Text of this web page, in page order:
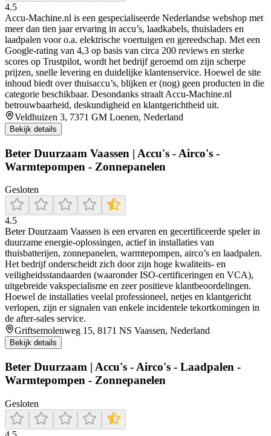
4.5
Accu‑Machine.nl is een gespecialiseerde Nederlandse webshop met
meer dan tien jaar ervaring in accu’s, laadkabels, thuisladers en
laadpalen voor o.a. elektrische voertuigen en gereedschap. Met een
Google‑rating van 4,3 op basis van circa 200 reviews en sterke
scores op Trustpilot, wordt het bedrijf geroemd om zijn scherpe
prijzen, snelle levering en duidelijke klantenservice. Hoewel de site
inhoud biedt over thuisaccu’s, blijken er (nog) geen producten in die
categorie beschikbaar. Desondanks straalt Accu‑Machine.nl
betrouwbaarheid, deskundigheid en klantgerichtheid uit.
Veldhuizen 3, 7371 GM Loenen, Nederland
Bekijk details
Beter Duurzaam Vaassen | Accu's - Airco's -
Warmtepompen - Zonnepanelen
Gesloten
4.5
Beter Duurzaam Vaassen is een ervaren en gecertificeerde speler in
duurzame energie-oplossingen, actief in installaties van
thuisbatterijen, zonnepanelen, warmtepompen, airco’s en laadpalen.
Het bedrijf onderscheidt zich door zijn hoge kwaliteits- en
veiligheidsstandaarden (waaronder ISO‑certificeringen en VCA),
uitgebreide vakspecialisme en zeer positieve klantbeoordelingen.
Hoewel de installaties veelal professioneel, netjes en klantgericht
verlopen, zijn er signalen van enkele incidentele tekortkomingen in
de after‑sales service.
Griftsemolenweg 15, 8171 NS Vaassen, Nederland
Bekijk details
Beter Duurzaam | Accu's - Airco's - Laadpalen -
Warmtepompen - Zonnepanelen
Gesloten